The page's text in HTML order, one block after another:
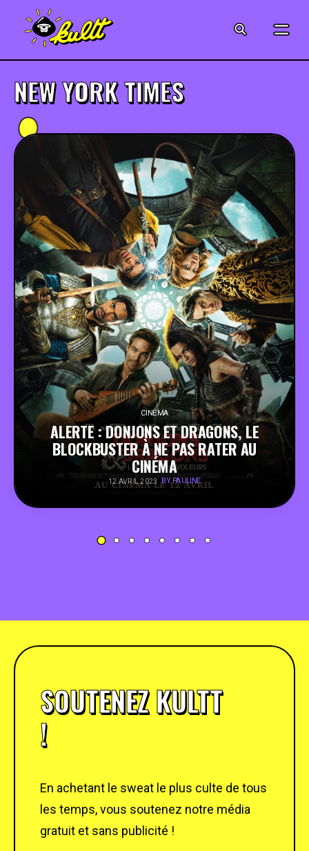
MUSIQUE
CRÉATION
ART
JEUX-VIDÉO
VINTAGE
PEOPLE
FOOD
BONS PLANS
SOUTENEZ KULTT
NEW YORK TIMES
CINÉMA
ALERTE : DONJONS ET DRAGONS, LE
BLOCKBUSTER À NE PAS RATER AU
CINÉMA
12 AVRIL 2023 BY PAULINE
SOUTENEZ KULTT
!
En achetant le sweat le plus culte de tous
les temps, vous soutenez notre média
gratuit et sans publicité !